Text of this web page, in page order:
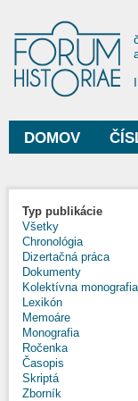
Hlavné menu
DOMOV
Typ publikácie
Všetky
Chronológia
Dizertačná práca
Dokumenty
Kolektívna monografia
Lexikón
Memoáre
Monografia
Ročenka
Časopis
Skriptá
Zborník